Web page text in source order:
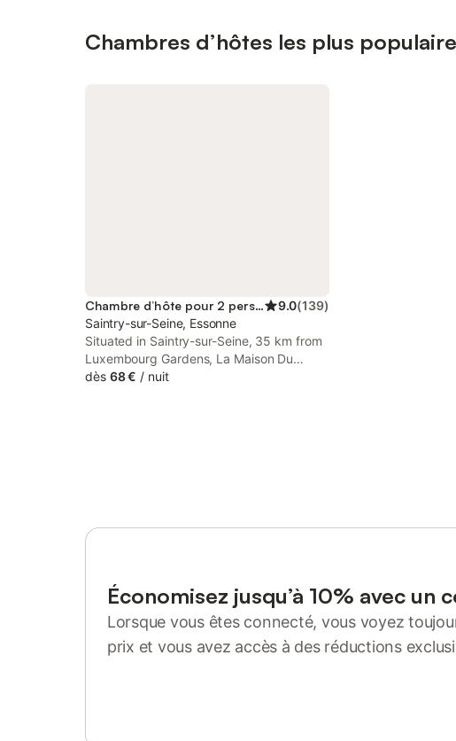
Chambres d’hôtes les plus
Chambre d’hôte pour 2 personnes 9.0(139)
Saintry-sur-Seine, Essonne
Situated in Saintry-sur-Seine, 35 km from
Luxembourg Gardens, La Maison Du
Bonheur features air-conditioned rooms
dès 68 € / nuit
Économisez jusqu’à 10% avec un
Lorsque vous êtes connecté, vous voyez
prix et vous avez accès à des réductions